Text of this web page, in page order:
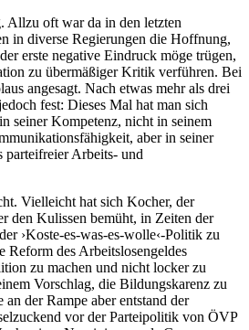
Allzu oft war da in den letzten
in diverse Regierungen die Hoffnung,
erste negative Eindruck möge trügen,
zu übermäßiger Kritik verführen. Bei
angesagt. Nach etwas mehr als drei
fest: Dieses Mal hat man sich
seiner Kompetenz, nicht in seinem
aber in seiner
parteifreier Arbeits- und
Vielleicht hat sich Kocher, der
den Kulissen bemüht, in Zeiten der
›Koste-es-was-es-wolle‹-Politik zu
Reform des Arbeitslosengeldes
zu machen und nicht locker zu
Vorschlag, die Bildungskarenz zu
der Rampe aber entstand der
vor der Parteipolitik von ÖVP